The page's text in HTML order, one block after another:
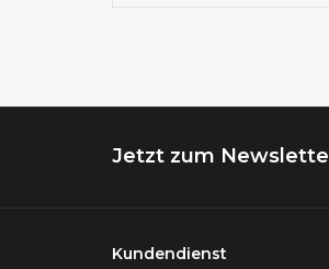
Jetzt zum
Kundendienst